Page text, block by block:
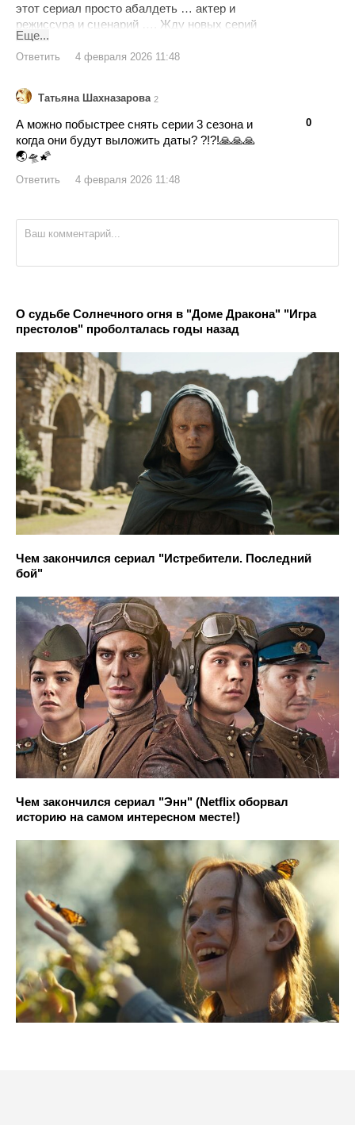
этот сериал просто абалдеть … актер и
режиссура и сценарий …. Жду новых серий
оооооочень🌠🙏🌏🥰😍🥰😍🥰🛸🌺🪷🦋
Еще...
Ответить 4 февраля 2026 11:48
Татьяна Шахназарова 2
0
А можно побыстрее снять серии 3 сезона и
когда они будут выложить даты? ?!?!🙏🙏🙏
🌏🛸🌠
Ответить 4 февраля 2026 11:48
О судьбе Солнечного огня в "Доме Дракона" "Игра
престолов" проболталась годы назад
Чем закончился сериал "Истребители. Последний
бой"
Чем закончился сериал "Энн" (Netflix оборвал
историю на самом интересном месте!)